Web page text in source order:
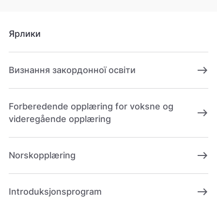
Ярлики
Визнання закордонної освіти east
Forberedende opplæring for voksne og
videregående opplæring
east
Norskopplæring east
Introduksjonsprogram east